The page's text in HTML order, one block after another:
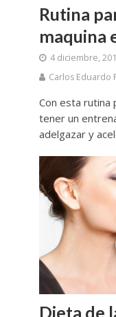
Rutina
maquina
4 diciembre,
Carlos Eduardo
Con esta rutina
tener un
adelgazar y
Dieta de